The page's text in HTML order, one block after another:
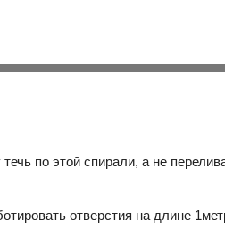
по этой спирали, а не
отверстия на длине